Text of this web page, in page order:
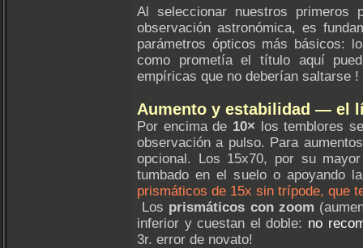
Al seleccionar nuestros primeros
observación astronómica, es
parámetros ópticos más básicos:
como prometía el título aquí
empíricas que no deberían saltarse !
Aumento y estabilidad — el
Por encima de 10× los temblores
observación a pulso. Para
opcional. Los 15x70, por su
tumbado en el suelo o apoyando
prismáticos de 15x sin trípode, que
Los prismáticos con zoom
inferior y cuestan el doble: no
3r. error de novato!